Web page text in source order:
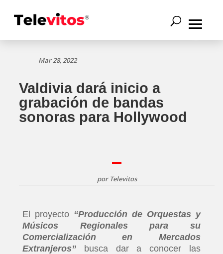
Mar 28, 2022
Valdivia dará inicio a
grabación de bandas
sonoras para Hollywood
por Televitos
El proyecto “Producción de Orquestas y
Músicos Regionales para su
Comercialización en Mercados
Extranjeros”busca dar a conocer las